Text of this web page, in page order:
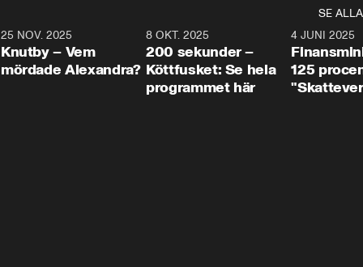
SE ALLA
31:05
25 NOV. 2025
Knutby – Vem
mördade Alexandra?
4:29
8 OKT. 2025
200 sekunder –
Köttfusket: Se hela
programmet här
4 JUNI 2025
125